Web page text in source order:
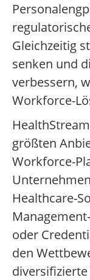
Gleichzeitig
senken und
verbessern,
Workforce-
größten
Workforce-
Healthcare-
oder
den